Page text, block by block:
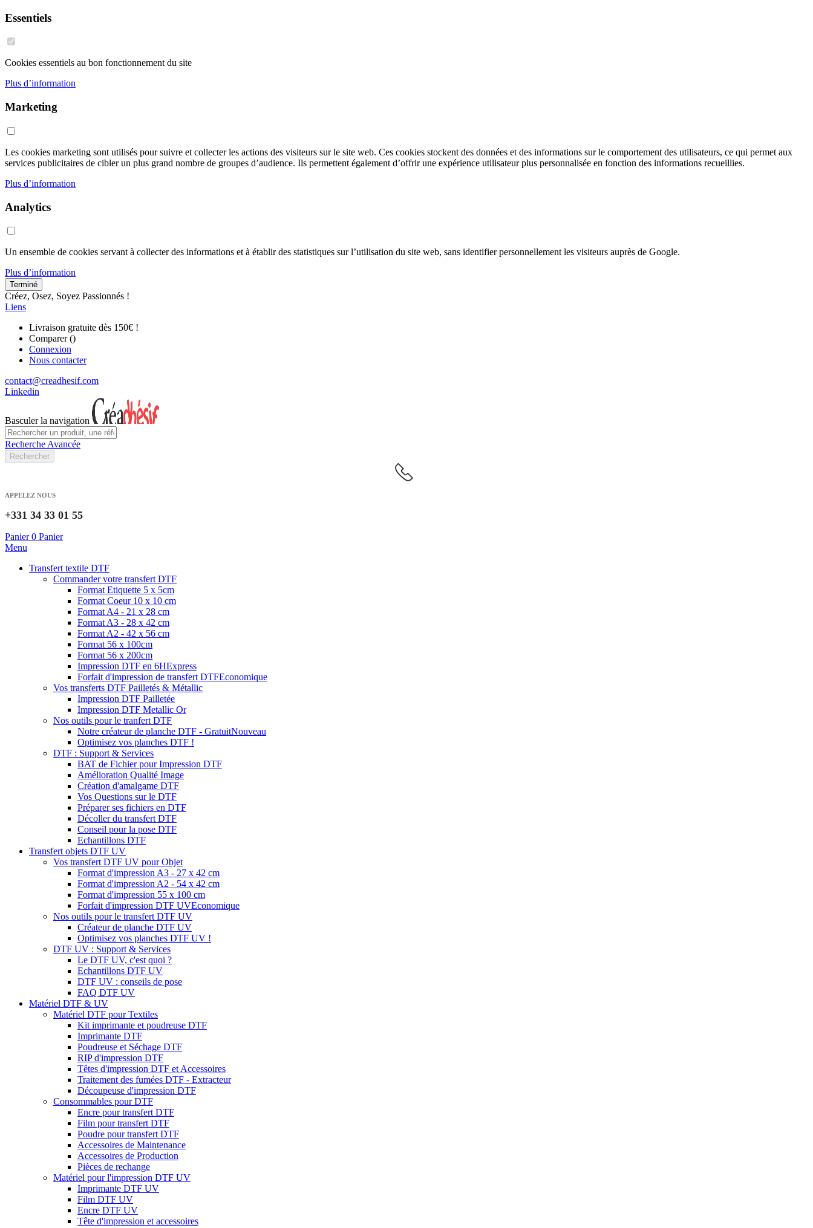
Essentiels
Cookies essentiels au bon fonctionnement du site
Plus d’information
Marketing
Les cookies marketing sont utilisés pour suivre et collecter les actions des visiteurs sur le site web. Ces cookies stockent des données et des informations sur le comportement des utilisateurs, ce qui permet aux
services publicitaires de cibler un plus grand nombre de groupes d’audience. Ils permettent également d’offrir une expérience utilisateur plus personnalisée en fonction des informations recueillies.
Plus d’information
Analytics
Un ensemble de cookies servant à collecter des informations et à établir des statistiques sur l’utilisation du site web, sans identifier personnellement les visiteurs auprès de Google.
Plus d’information
Terminé
Créez, Osez, Soyez Passionnés !
Liens
Livraison gratuite dès 150€ !
Comparer ()
Connexion
Nous contacter
contact@creadhesif.com
Linkedin
Basculer la navigation
Recherche Avancée
Rechercher
APPELEZ NOUS
+331 34 33 01 55
Panier 0 Panier
Menu
Transfert textile DTF
Commander votre transfert DTF
Format Etiquette 5 x 5cm
Format Coeur 10 x 10 cm
Format A4 - 21 x 28 cm
Format A3 - 28 x 42 cm
Format A2 - 42 x 56 cm
Format 56 x 100cm
Format 56 x 200cm
Impression DTF en 6HExpress
Forfait d'impression de transfert DTFEconomique
Vos transferts DTF Pailletés & Métallic
Impression DTF Pailletée
Impression DTF Metallic Or
Nos outils pour le tranfert DTF
Notre créateur de planche DTF - GratuitNouveau
Optimisez vos planches DTF !
DTF : Support & Services
BAT de Fichier pour Impression DTF
Amélioration Qualité Image
Création d'amalgame DTF
Vos Questions sur le DTF
Préparer ses fichiers en DTF
Décoller du transfert DTF
Conseil pour la pose DTF
Echantillons DTF
Transfert objets DTF UV
Vos transfert DTF UV pour Objet
Format d'impression A3 - 27 x 42 cm
Format d'impression A2 - 54 x 42 cm
Format d'impression 55 x 100 cm
Forfait d'impression DTF UVEconomique
Nos outils pour le transfert DTF UV
Créateur de planche DTF UV
Optimisez vos planches DTF UV !
DTF UV : Support & Services
Le DTF UV, c'est quoi ?
Echantillons DTF UV
DTF UV : conseils de pose
FAQ DTF UV
Matériel DTF & UV
Matériel DTF pour Textiles
Kit imprimante et poudreuse DTF
Imprimante DTF
Poudreuse et Séchage DTF
RIP d'impression DTF
Têtes d'impression DTF et Accessoires
Traitement des fumées DTF - Extracteur
Découpeuse d'impression DTF
Consommables pour DTF
Encre pour transfert DTF
Film pour transfert DTF
Poudre pour transfert DTF
Accessoires de Maintenance
Accessoires de Production
Pièces de rechange
Matériel pour l'impression DTF UV
Imprimante DTF UV
Film DTF UV
Encre DTF UV
Tête d'impression et accessoires